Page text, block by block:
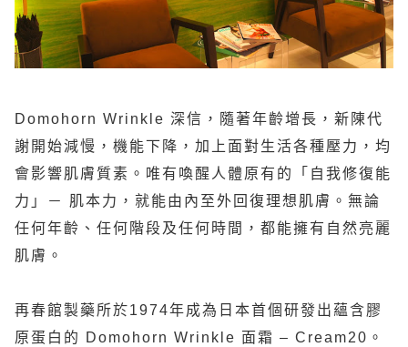
Domohorn Wrinkle 深信，隨著年齡增長，新陳代
謝開始減慢，機能下降，加上面對生活各種壓力，均
會影響肌膚質素。唯有喚醒人體原有的「自我修復能
力」－ 肌本力，就能由內至外回復理想肌膚。無論
任何年齡、任何階段及任何時間，都能擁有自然亮麗
肌膚。
再春館製藥所於1974年成為日本首個研發出蘊含膠
原蛋白的
Domohorn Wrinkle 面霜 – Cream20 。